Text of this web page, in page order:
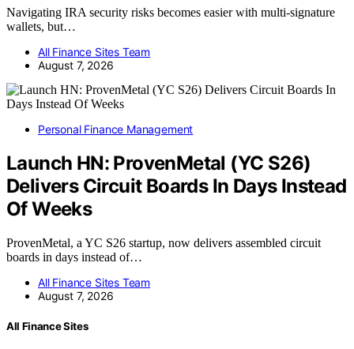
Navigating IRA security risks becomes easier with multi-signature
wallets, but…
All Finance Sites Team
August 7, 2026
Personal Finance Management
Launch HN: ProvenMetal (YC S26)
Delivers Circuit Boards In Days Instead
Of Weeks
ProvenMetal, a YC S26 startup, now delivers assembled circuit
boards in days instead of…
All Finance Sites Team
August 7, 2026
All Finance Sites